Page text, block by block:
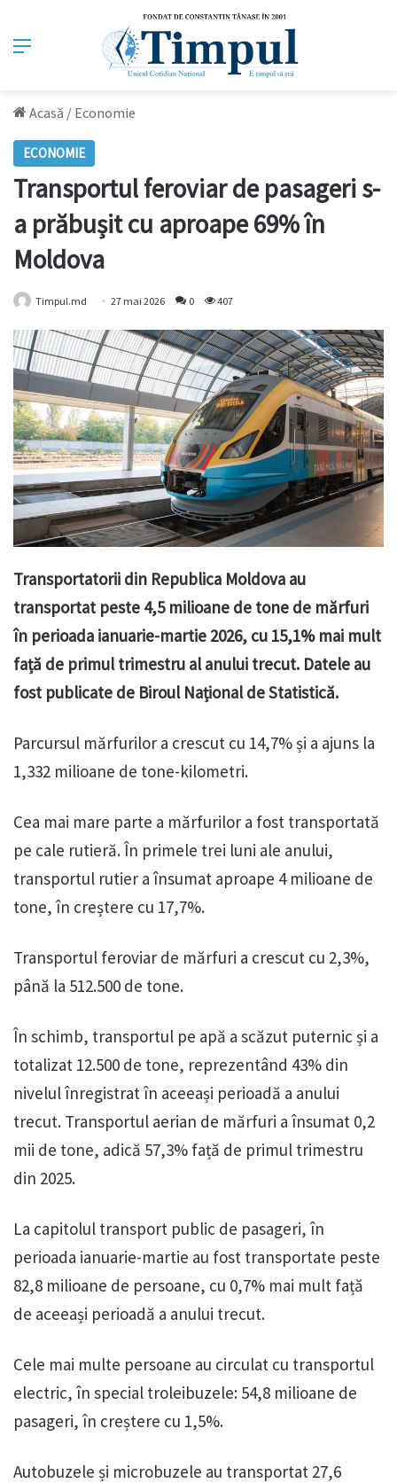
Meniu
Acasă / Economie
ECONOMIE
Transportul feroviar de pasageri s-
a prăbușit cu aproape 69% în
Moldova
Timpul.md 27 mai 2026 0 407
Transportatorii din Republica Moldova au
transportat peste 4,5 milioane de tone de mărfuri
în perioada ianuarie-martie 2026, cu 15,1% mai mult
față de primul trimestru al anului trecut. Datele au
fost publicate de Biroul Național de Statistică.
Parcursul mărfurilor a crescut cu 14,7% și a ajuns la
1,332 milioane de tone-kilometri.
Cea mai mare parte a mărfurilor a fost transportată
pe cale rutieră. În primele trei luni ale anului,
transportul rutier a însumat aproape 4 milioane de
tone, în creștere cu 17,7%.
Transportul feroviar de mărfuri a crescut cu 2,3%,
până la 512.500 de tone.
În schimb, transportul pe apă a scăzut puternic și a
totalizat 12.500 de tone, reprezentând 43% din
nivelul înregistrat în aceeași perioadă a anului
trecut. Transportul aerian de mărfuri a însumat 0,2
mii de tone, adică 57,3% față de primul trimestru
din 2025.
La capitolul transport public de pasageri, în
perioada ianuarie-martie au fost transportate peste
82,8 milioane de persoane, cu 0,7% mai mult față
de aceeași perioadă a anului trecut.
Cele mai multe persoane au circulat cu transportul
electric, în special troleibuzele: 54,8 milioane de
pasageri, în creștere cu 1,5%.
Autobuzele și microbuzele au transportat 27,6